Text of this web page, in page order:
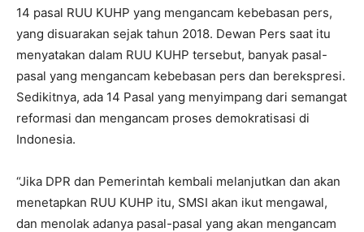
14 pasal RUU KUHP yang mengancam kebebasan pers,
yang disuarakan sejak tahun 2018. Dewan Pers saat itu
menyatakan dalam RUU KUHP tersebut, banyak pasal-
pasal yang mengancam kebebasan pers dan berekspresi.
Sedikitnya, ada 14 Pasal yang menyimpang dari semangat
reformasi dan mengancam proses demokratisasi di
Indonesia.
“Jika DPR dan Pemerintah kembali melanjutkan dan akan
menetapkan RUU KUHP itu, SMSI akan ikut mengawal,
dan menolak adanya pasal-pasal yang akan mengancam